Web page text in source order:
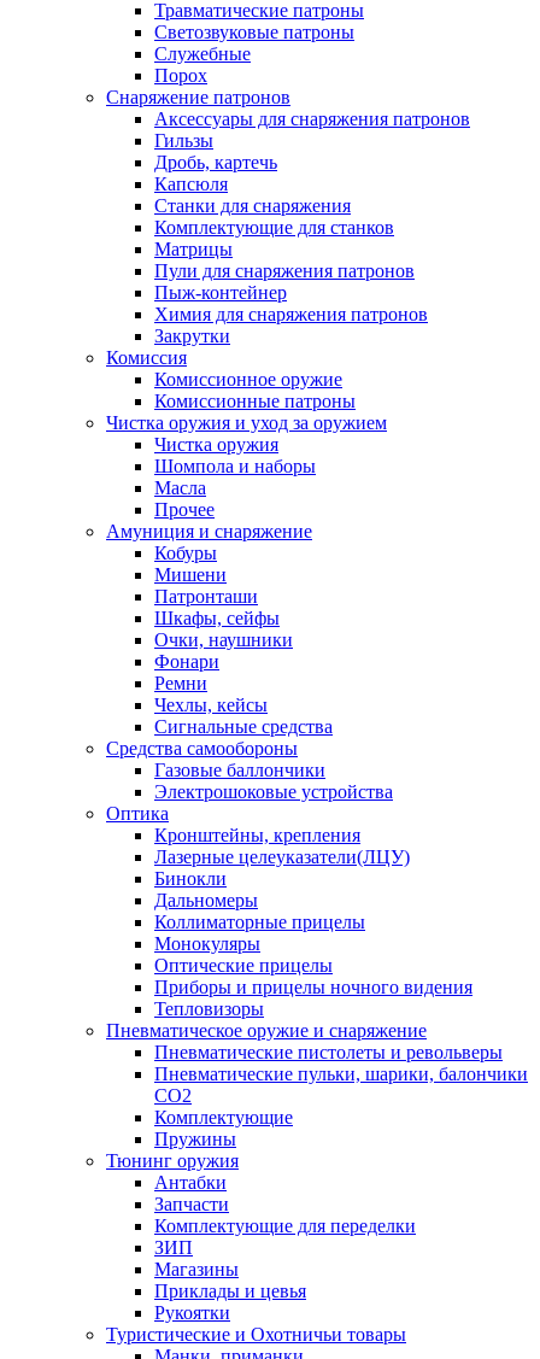
Травматические патроны
Светозвуковые патроны
Служебные
Порох
Снаряжение патронов
Аксессуары для снаряжения патронов
Гильзы
Дробь, картечь
Капсюля
Станки для снаряжения
Комплектующие для станков
Матрицы
Пули для снаряжения патронов
Пыж-контейнер
Химия для снаряжения патронов
Закрутки
Комиссия
Комиссионное оружие
Комиссионные патроны
Чистка оружия и уход за оружием
Чистка оружия
Шомпола и наборы
Масла
Прочее
Амуниция и снаряжение
Кобуры
Мишени
Патронташи
Шкафы, сейфы
Очки, наушники
Фонари
Ремни
Чехлы, кейсы
Сигнальные средства
Средства самообороны
Газовые баллончики
Электрошоковые устройства
Оптика
Кронштейны, крепления
Лазерные целеуказатели(ЛЦУ)
Бинокли
Дальномеры
Коллиматорные прицелы
Монокуляры
Оптические прицелы
Приборы и прицелы ночного видения
Тепловизоры
Пневматическое оружие и снаряжение
Пневматические пистолеты и револьверы
Пневматические пульки, шарики, балончики
CO2
Комплектующие
Пружины
Тюнинг оружия
Антабки
Запчасти
Комплектующие для переделки
ЗИП
Магазины
Приклады и цевья
Рукоятки
Туристические и Охотничьи товары